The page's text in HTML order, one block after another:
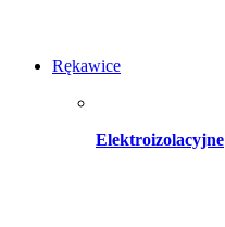
Rękawice
Elektroizolacyjne